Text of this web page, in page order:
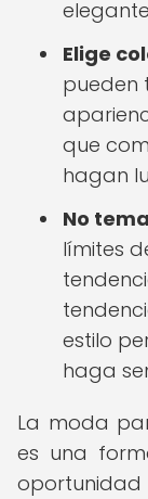
Elige
pueden
que
hagan
No
límites
estilo
haga
La moda
es una
oportunidad